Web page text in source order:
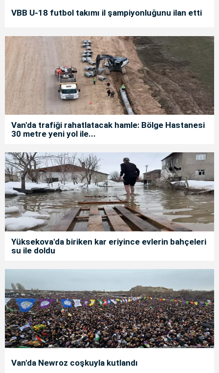
VBB U-18 futbol takımı il şampiyonluğunu ilan etti
Van'da trafiği rahatlatacak hamle: Bölge Hastanesi
30 metre yeni yol ile...
Yüksekova'da biriken kar eriyince evlerin bahçeleri
su ile doldu
Van'da Newroz coşkuyla kutlandı